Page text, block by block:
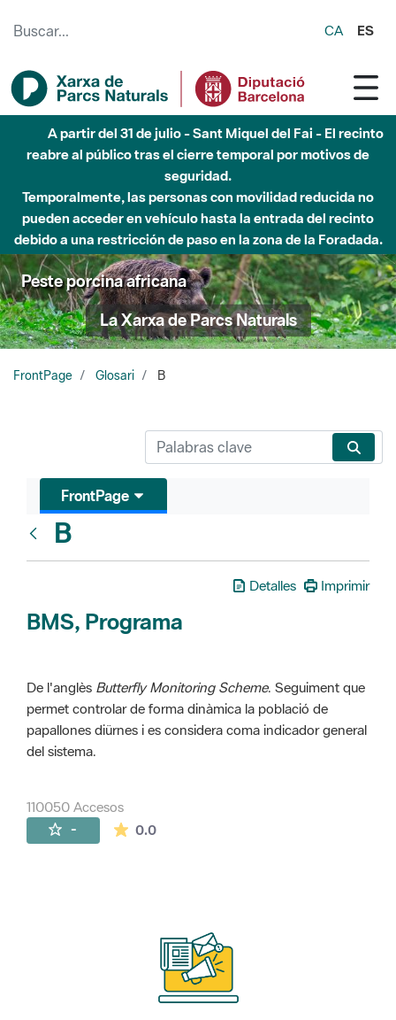
CA ES
A partir del 31 de julio - Sant Miquel del Fai - El recinto
reabre al público tras el cierre temporal por motivos de
seguridad.
Temporalmente, las personas con movilidad reducida no
pueden acceder en vehículo hasta la entrada del recinto
debido a una restricción de paso en la zona de la Foradada.
Peste porcina africana
La Xarxa de Parcs Naturals
FrontPage Glosari B
FrontPage
B
Detalles Imprimir
BMS, Programa
De l'anglès Butterfly Monitoring Scheme. Seguiment que
permet controlar de forma dinàmica la població de
papallones diürnes i es considera coma indicador general
del sistema.
110050 Accesos
- 0.0La valoración media es de 0 estrellas de